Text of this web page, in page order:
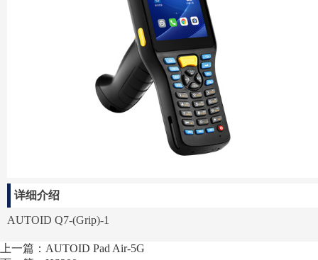
详细介绍
AUTOID Q7-(Grip)-1
上一篇：AUTOID Pad Air-5G